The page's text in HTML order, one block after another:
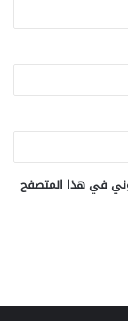
في هذا المتصفح